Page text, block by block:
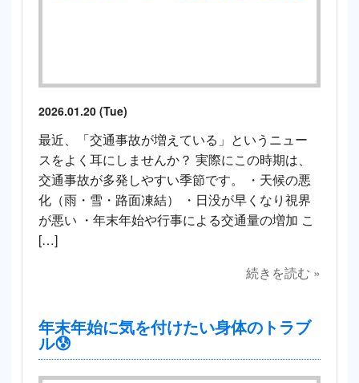
2026.01.20 (Tue)
最近、「交通事故が増えている」というニュー
スをよく耳にしませんか？ 実際にこの時期は、
交通事故が多発しやすい季節です。 ・天候の悪
化（雨・雪・路面凍結） ・日没が早くなり視界
が悪い ・年末年始や行事による交通量の増加 こ
[…]
続きを読む »
年末年始に気を付けたい身体のトラブ
ル😰